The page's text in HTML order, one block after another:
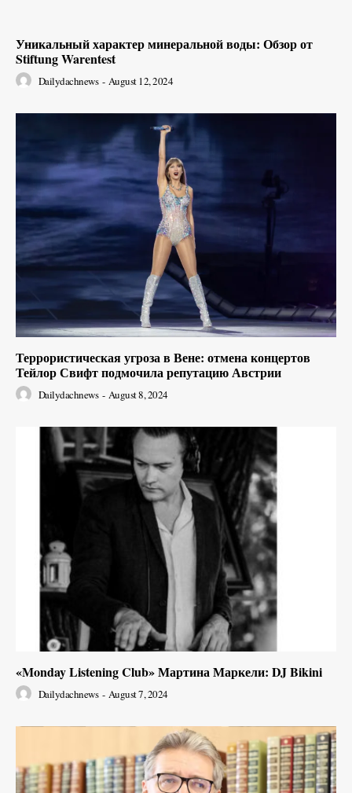
Уникальный характер минеральной воды: Обзор от
Stiftung Warentest
Dailydachnews - August 12, 2024
Террористическая угроза в Вене: отмена концертов
Тейлор Свифт подмочила репутацию Австрии
Dailydachnews - August 8, 2024
«Monday Listening Club» Мартина Маркели: DJ Bikini
Dailydachnews - August 7, 2024